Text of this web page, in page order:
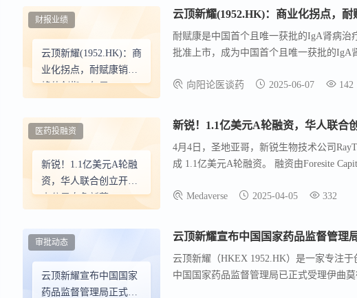
治疗中重度活动性溃疡
性结肠炎的新药上市许
可申请
性结肠炎，每日一次的口服一线先进疗法。
云顶新耀(1952.HK)：商
业化拐点，耐赋康销售
峰值剑指50亿元
财报业绩 云顶新耀(1952.HK)：商业化拐点，
耐赋康是中国首个且唯一获批的IgA肾病治
批准上市，成为中国首个且唯一获批的IgA
向阳论医谈药
2025-06-07 142
新锐！1.1亿美元A轮融
资，华人联合创立开发
小分子自免新药
医药投融资 新锐！1.1亿美元A轮融资，华人联合
4月4日，圣地亚哥，新锐生物技术公司
成 1.1亿美元A轮融资。 融资由Foresite
Medaverse
2025-04-05 332
云顶新耀宣布中国国家
药品监督管理局正式受
审批动态
云顶新耀（HKEX 1952.HK）是一家专注
中国国家药品监督管理局已正式受理伊曲